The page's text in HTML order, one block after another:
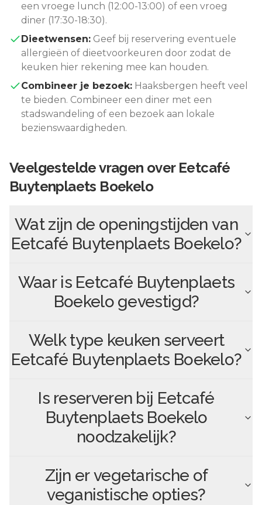
een vroege lunch (12:00-13:00) of een vroeg
diner (17:30-18:30).
Dieetwensen: Geef bij reservering eventuele
allergieën of dieetvoorkeuren door zodat de
keuken hier rekening mee kan houden.
Combineer je bezoek: Haaksbergen heeft veel
te bieden. Combineer een diner met een
stadswandeling of een bezoek aan lokale
bezienswaardigheden.
Veelgestelde vragen over Eetcafé
Buytenplaets Boekelo
Wat zijn de openingstijden van
Eetcafé Buytenplaets Boekelo?
Waar is Eetcafé Buytenplaets
Boekelogevestigd?
Welk type keuken serveert
Eetcafé Buytenplaets Boekelo?
Is reserveren bij Eetcafé
Buytenplaets Boekelo
noodzakelijk?
Zijn er vegetarische of
veganistische opties?